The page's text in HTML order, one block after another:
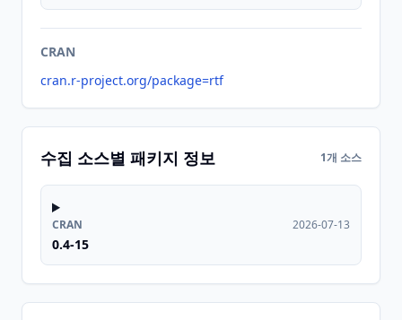
CRAN
cran.r-project.org/package=rtf
수집 소스별 패키지 정보 1개 소스
CRAN
0.4-15
2026-07-13